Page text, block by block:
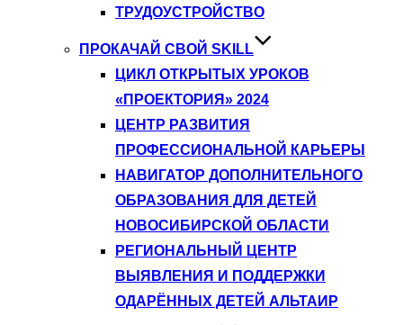
ТРУДОУСТРОЙСТВО
ПРОКАЧАЙ СВОЙ SKILL
ЦИКЛ ОТКРЫТЫХ УРОКОВ
«ПРОЕКТОРИЯ» 2024
ЦЕНТР РАЗВИТИЯ
ПРОФЕССИОНАЛЬНОЙ КАРЬЕРЫ
НАВИГАТОР ДОПОЛНИТЕЛЬНОГО
ОБРАЗОВАНИЯ ДЛЯ ДЕТЕЙ
НОВОСИБИРСКОЙ ОБЛАСТИ
РЕГИОНАЛЬНЫЙ ЦЕНТР
ВЫЯВЛЕНИЯ И ПОДДЕРЖКИ
ОДАРЁННЫХ ДЕТЕЙ АЛЬТАИР